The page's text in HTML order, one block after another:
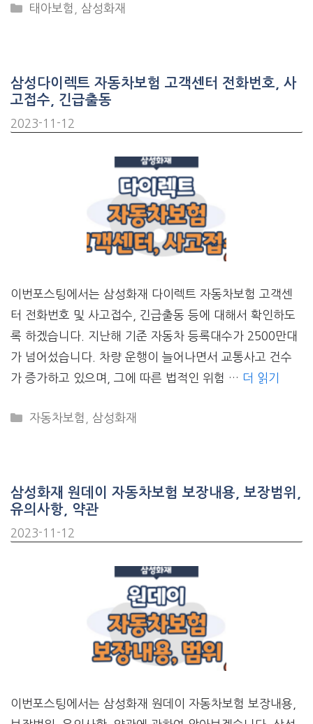
CATEGORIES
태아보험 삼성화재
삼성다이렉트 자동차보험 고객센터 전화번호, 사
고접수, 긴급출동
2023-11-12
이번포스팅에서는 삼성화재 다이렉트 자동차보험 고객센
터 전화번호 및 사고접수, 긴급출동 등에 대해서 확인하도
록 하겠습니다. 지난해 기준 자동차 등록대수가 2500만대
가 넘어섰습니다. 차량 운행이 늘어나면서 교통사고 건수
가 증가하고 있으며, 그에 따른 법적인 위험 … 더 읽기
CATEGORIES
자동차보험 삼성화재
삼성화재 원데이 자동차보험 보장내용, 보장범위,
유의사항, 약관
2023-11-12
이번포스팅에서는 삼성화재 원데이 자동차보험 보장내용,